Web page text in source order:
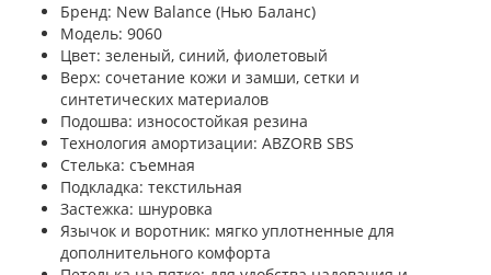
Бренд: New Balance (Нью Баланс)
Модель: 9060
Цвет: зеленый, синий, фиолетовый
Верх: сочетание кожи и замши, сетки и
синтетических материалов
Подошва: износостойкая резина
Технология амортизации: ABZORB SBS
Стелька: съемная
Подкладка: текстильная
Застежка: шнуровка
Язычок и воротник: мягко уплотненные для
дополнительного комфорта